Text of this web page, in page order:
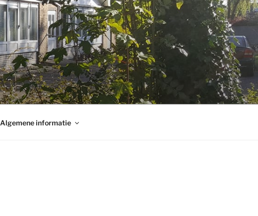
Algemene informatie